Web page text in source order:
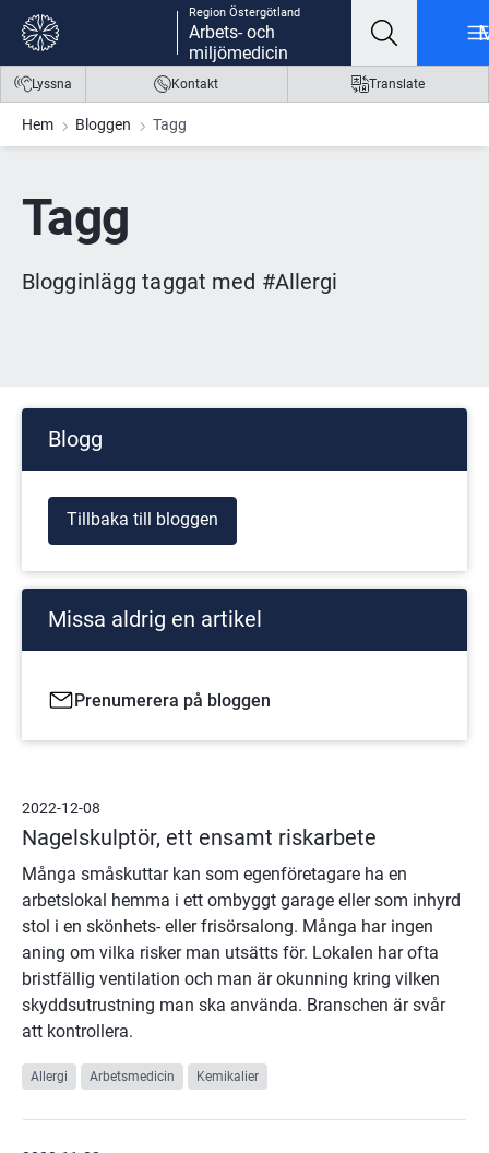
Gå till innehåll
Gå till meny
Gå till sidfot
Region Östergötland
Arbets- och
miljömedicin
Lyssna Kontakt Translate
Hem Bloggen Tagg
Tagg
Blogginlägg taggat med #Allergi
2022-12-08
Nagelskulptör, ett ensamt riskarbete
Många småskuttar kan som egenföretagare ha en
arbetslokal hemma i ett ombyggt garage eller som inhyrd
stol i en skönhets- eller frisörsalong. Många har ingen
aning om vilka risker man utsätts för. Lokalen har ofta
bristfällig ventilation och man är okunning kring vilken
skyddsutrustning man ska använda. Branschen är svår
att kontrollera.
Allergi Arbetsmedicin Kemikalier
Blogg
Tillbaka till bloggen
Missa aldrig en artikel
Prenumerera på bloggen